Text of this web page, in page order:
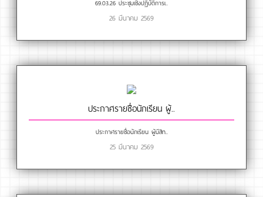
69.03.26 ประชุมเชิงปฏิบัติการเ..
26 มีนาคม 2569
ประกาศรายชื่อนักเรียน ผู้..
ประกาศรายชื่อนักเรียน ผู้มีสิท..
25 มีนาคม 2569